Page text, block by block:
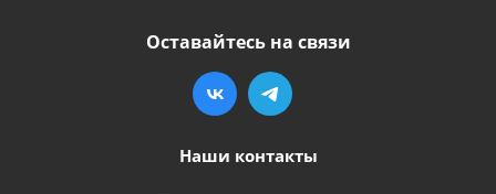
Оставайтесь на связи
Наши контакты